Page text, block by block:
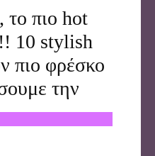
πιο hot
10 stylish
πιο φρέσκο
την